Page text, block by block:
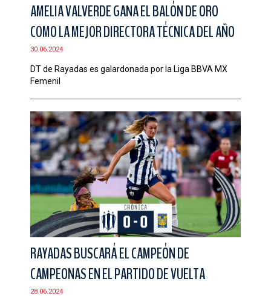
AMELIA VALVERDE GANA EL BALÓN DE ORO
COMO LA MEJOR DIRECTORA TÉCNICA DEL AÑO
30.06.2024
DT de Rayadas es galardonada por la Liga BBVA MX
Femenil
RAYADAS BUSCARÁ EL CAMPEÓN DE
CAMPEONAS EN EL PARTIDO DE VUELTA
28.06.2024